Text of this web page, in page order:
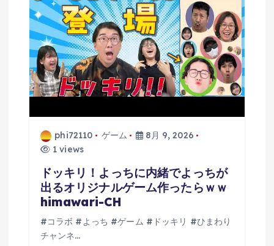
phi72110 ゲーム
8月 9, 2026
1 views
ドッキリ！よっちに内緒でよっちが
出るオリジナルゲーム作ったらｗｗ
himawari-CH
#コラボ #よっち #ゲーム #ドッキリ #ひまわり
チャンネ…